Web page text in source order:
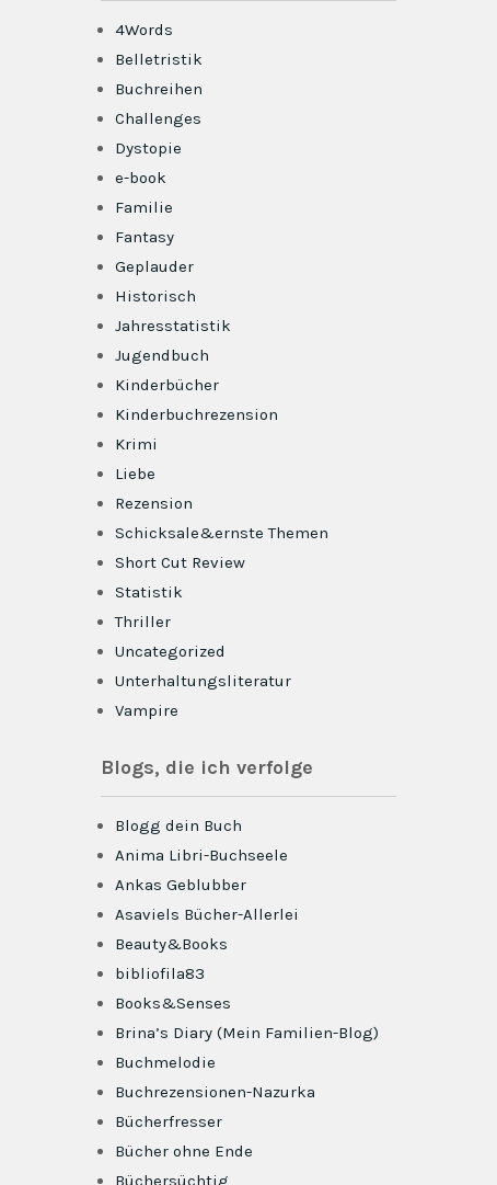
4Words
Belletristik
Buchreihen
Challenges
Dystopie
e-book
Familie
Fantasy
Geplauder
Historisch
Jahresstatistik
Jugendbuch
Kinderbücher
Kinderbuchrezension
Krimi
Liebe
Rezension
Schicksale&ernste Themen
Short Cut Review
Statistik
Thriller
Uncategorized
Unterhaltungsliteratur
Vampire
Blogs, die ich verfolge
Blogg dein Buch
Anima Libri-Buchseele
Ankas Geblubber
Asaviels Bücher-Allerlei
Beauty&Books
bibliofila83
Books&Senses
Brina’s Diary (Mein Familien-Blog)
Buchmelodie
Buchrezensionen-Nazurka
Bücherfresser
Bücher ohne Ende
Büchersüchtig